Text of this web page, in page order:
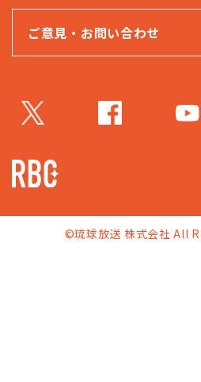
ご意見・お問い合わせ
©琉球放送 株式会社 All